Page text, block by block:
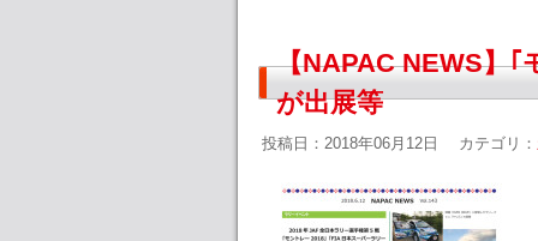
【NAPAC NEWS】｢
が出展等
投稿日：2018年06月12日 カテゴリ：